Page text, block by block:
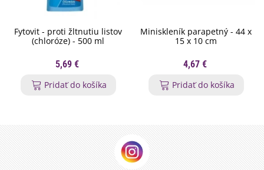
Fytovit - proti žltnutiu listov
(chloróze) - 500 ml
5,69 €
Pridať do košíka
Miniskleník parapetný - 44 x
15 x 10 cm
4,67 €
Pridať do košíka